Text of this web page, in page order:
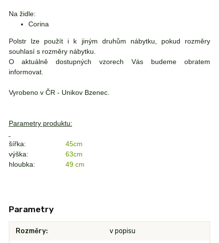
Na židle:
Corina
Polstr lze použít i k jiným druhům nábytku, pokud rozměry
souhlasí s rozměry nábytku.
O aktuálně dostupných vzorech Vás budeme obratem
informovat.
Vyrobeno v ČR - Unikov Bzenec.
Parametry produktu:
šířka:
45cm
výška:
63cm
hloubka:
49 cm
Parametry
Rozměry v popisu